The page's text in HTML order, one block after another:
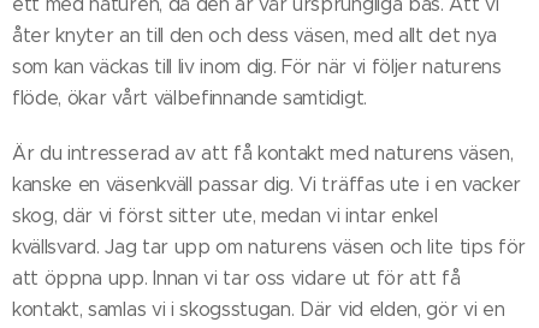
åter knyter an till den och dess väsen, med allt det nya
som kan väckas till liv inom dig. För när vi följer naturens
flöde, ökar vårt välbefinnande samtidigt.
Är du intresserad av att få kontakt med naturens väsen,
kanske en väsenkväll passar dig. Vi träffas ute i en vacker
skog, där vi först sitter ute, medan vi intar enkel
kvällsvard. Jag tar upp om naturens väsen och lite tips för
att öppna upp. Innan vi tar oss vidare ut för att få
kontakt, samlas vi i skogsstugan. Där vid elden, gör vi en